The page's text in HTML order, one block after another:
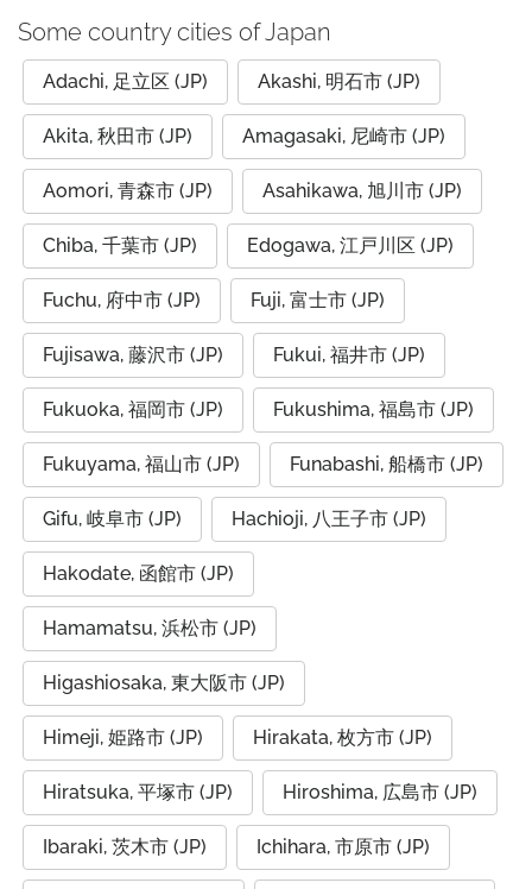
Some country cities of Japan
Adachi, 足立区 (JP) Akashi, 明石市 (JP)
Akita, 秋田市 (JP) Amagasaki, 尼崎市 (JP)
Aomori, 青森市 (JP) Asahikawa, 旭川市 (JP)
Chiba, 千葉市 (JP) Edogawa, 江戸川区 (JP)
Fuchu, 府中市 (JP) Fuji, 富士市 (JP)
Fujisawa, 藤沢市 (JP) Fukui, 福井市 (JP)
Fukuoka, 福岡市 (JP) Fukushima, 福島市 (JP)
Fukuyama, 福山市 (JP) Funabashi, 船橋市 (JP)
Gifu, 岐阜市 (JP) Hachioji, 八王子市 (JP)
Hakodate, 函館市 (JP)
Hamamatsu, 浜松市 (JP)
Higashiosaka, 東大阪市 (JP)
Himeji, 姫路市 (JP) Hirakata, 枚方市 (JP)
Hiratsuka, 平塚市 (JP) Hiroshima, 広島市 (JP)
Ibaraki, 茨木市 (JP) Ichihara, 市原市 (JP)